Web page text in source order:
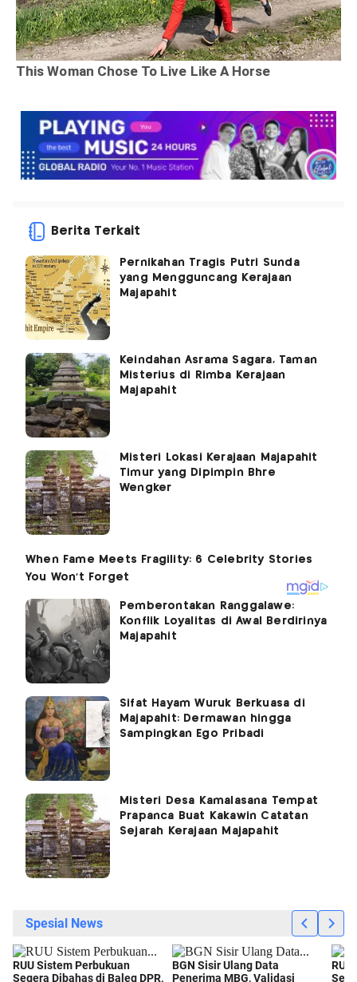
Berita Terkait
Pernikahan Tragis Putri Sunda
yang Mengguncang Kerajaan
Majapahit
Keindahan Asrama Sagara, Taman
Misterius di Rimba Kerajaan
Majapahit
Misteri Lokasi Kerajaan Majapahit
Timur yang Dipimpin Bhre
Wengker
Pemberontakan Ranggalawe:
Konflik Loyalitas di Awal Berdirinya
Majapahit
Sifat Hayam Wuruk Berkuasa di
Majapahit: Dermawan hingga
Sampingkan Ego Pribadi
Misteri Desa Kamalasana Tempat
Prapanca Buat Kakawin Catatan
Sejarah Kerajaan Majapahit